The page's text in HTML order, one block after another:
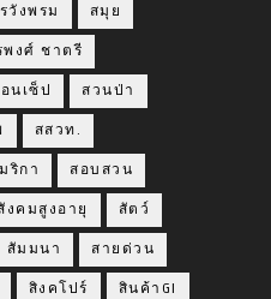
วังพรม สมุย
พงศ์ ชาตรี
นเซ็ป สวนป่า
สสวท.
ริกา สอบสวน
งคมสูงอายุ สัตว์
สัมมนา สายด่วน
สิงคโปร์ สินค้าGI